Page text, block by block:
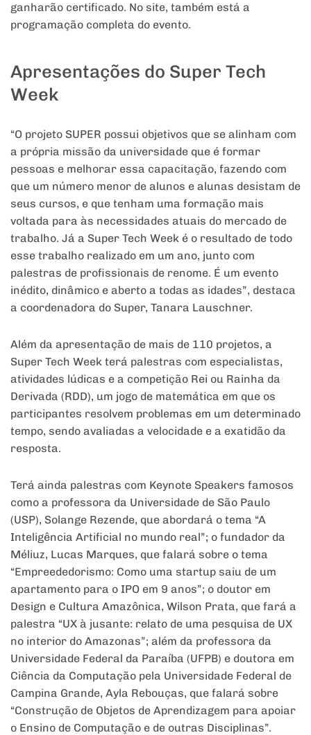
ganharão certificado. No site, também está a
programação completa do evento.
Apresentações do Super Tech
Week
“O projeto SUPER possui objetivos que se alinham com
a própria missão da universidade que é formar
pessoas e melhorar essa capacitação, fazendo com
que um número menor de alunos e alunas desistam de
seus cursos, e que tenham uma formação mais
voltada para às necessidades atuais do mercado de
trabalho. Já a Super Tech Week é o resultado de todo
esse trabalho realizado em um ano, junto com
palestras de profissionais de renome. É um evento
inédito, dinâmico e aberto a todas as idades”, destaca
a coordenadora do Super, Tanara Lauschner.
Além da apresentação de mais de 110 projetos, a
Super Tech Week terá palestras com especialistas,
atividades lúdicas e a competição Rei ou Rainha da
Derivada (RDD), um jogo de matemática em que os
participantes resolvem problemas em um determinado
tempo, sendo avaliadas a velocidade e a exatidão da
resposta.
Terá ainda palestras com Keynote Speakers famosos
como a professora da Universidade de São Paulo
(USP), Solange Rezende, que abordará o tema “A
Inteligência Artificial no mundo real”; o fundador da
Méliuz, Lucas Marques, que falará sobre o tema
“Empreededorismo: Como uma startup saiu de um
apartamento para o IPO em 9 anos”; o doutor em
Design e Cultura Amazônica, Wilson Prata, que fará a
palestra “UX à jusante: relato de uma pesquisa de UX
no interior do Amazonas”; além da professora da
Universidade Federal da Paraíba (UFPB) e doutora em
Ciência da Computação pela Universidade Federal de
Campina Grande, Ayla Rebouças, que falará sobre
“Construção de Objetos de Aprendizagem para apoiar
o Ensino de Computação e de outras Disciplinas”.